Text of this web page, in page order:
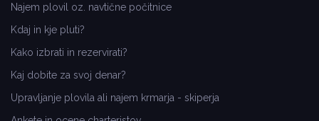
Najem plovil oz. navtične počitnice
Kdaj in kje pluti?
Kako izbrati in rezervirati?
Kaj dobite za svoj denar?
Upravljanje plovila ali najem krmarja - skiperja